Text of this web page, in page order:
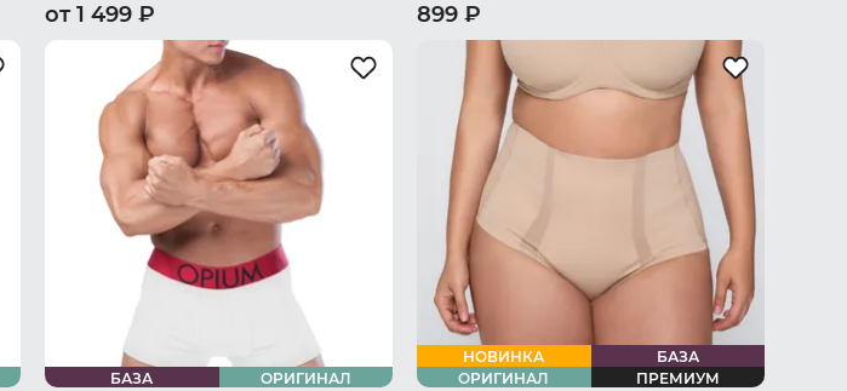
от 1 499 ₽
46 RU / M
48 RU / L
50 RU / XL
52 RU / XXL 54 RU / XXXL
56 RU / XXXXL 58 RU / 5XL
899 ₽
42 RU / S
50 RU / XL
52 RU / XXL 54 RU / XXXL
56 RU / XXXXL 58 RU / 5XL
БАЗА ОРИГИНАЛ
НОВИНКА
БАЗА
ОРИГИНАЛ
ПРЕМИУМ